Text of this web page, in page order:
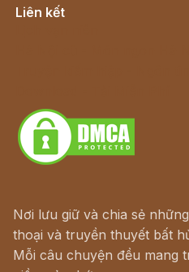
Liên kết
Nơi lưu giữ và chia sẻ
thoại và truyền thuyết bất
Mỗi câu chuyện đều mang